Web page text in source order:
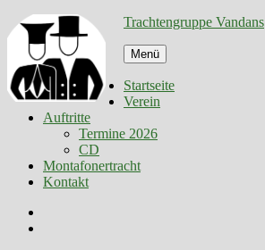
Zum
Inhalt
springen
Trachtengruppe Vandans
Menü
Startseite
Verein
Auftritte
Termine 2026
CD
Montafonertracht
Kontakt